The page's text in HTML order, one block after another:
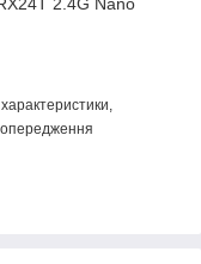
2.4G Nano